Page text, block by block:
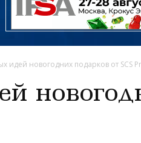
идей новогодних подарков от SCS